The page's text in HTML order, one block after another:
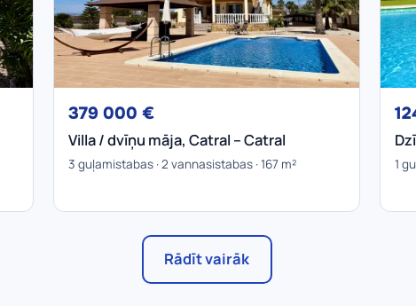
379 000 €
Villa / dvīņu māja, Catral – Catral
3 guļamistabas · 2 vannasistabas · 167 m² 1
Rādīt vairāk